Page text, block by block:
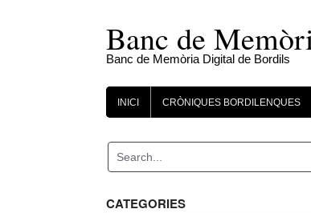
Banc de
Banc de Memòria Digital de Bordils
INICI CRÒNIQUES BORDILENQUES
CATEGORIES